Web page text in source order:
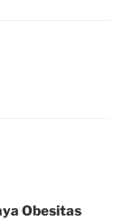
Obesitas